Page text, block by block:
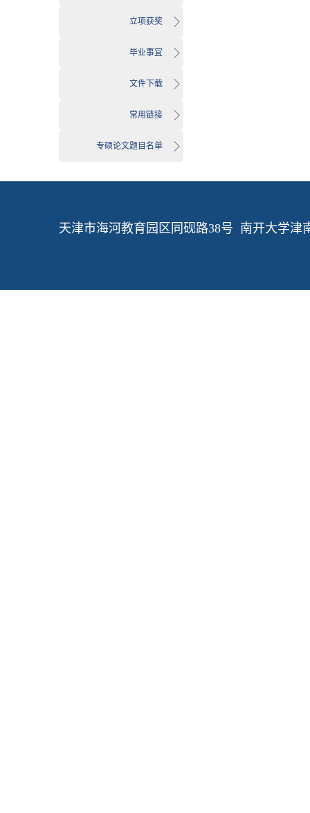
立项获奖
毕业事宜
文件下载
常用链接
专硕论文题目名单
天津市海河教育园区同砚路38号 南开大学